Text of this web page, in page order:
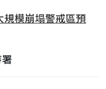
規模崩塌警戒區預